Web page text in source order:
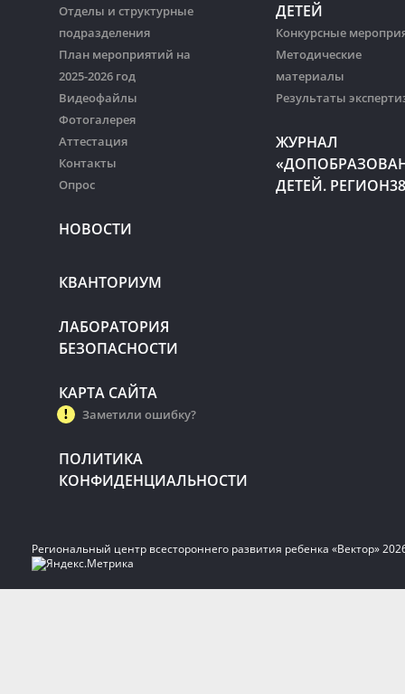
Отделы и структурные
подразделения
План мероприятий на
2025-2026 год
Видеофайлы
Фотогалерея
Аттестация
Контакты
Опрос
НОВОСТИ
ДЕТЕЙ
Конкурсные
Методические
материалы
Результаты
ЖУРНАЛ
ДЕТЕЙ.
КВАНТОРИУМ
ЛАБОРАТОРИЯ
БЕЗОПАСНОСТИ
КАРТА САЙТА
Заметили ошибку?
ПОЛИТИКА
КОНФИДЕНЦИАЛЬНОСТИ
Региональный центр всестороннего развития ребенка «Вектор»